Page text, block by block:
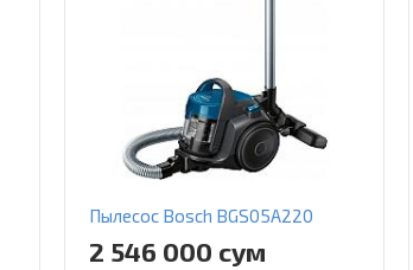
Пылесос Bosch BGS05A220
2 546 000 сум